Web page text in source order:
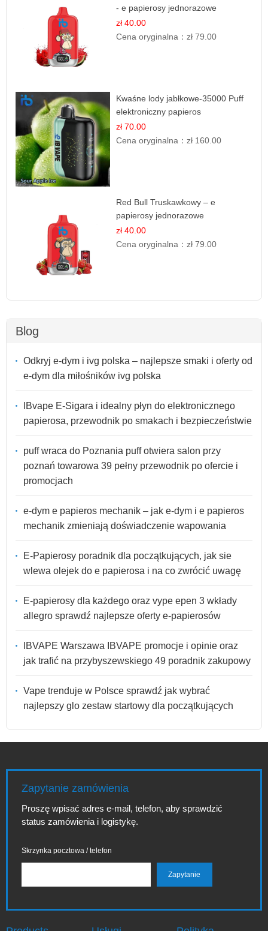
- e papierosy jednorazowe
zł 40.00
Cena oryginalna：zł 79.00
Kwaśne lody jabłkowe-35000 Puff
elektroniczny papieros
zł 70.00
Cena oryginalna：zł 160.00
Red Bull Truskawkowy – e
papierosy jednorazowe
zł 40.00
Cena oryginalna：zł 79.00
Blog
Odkryj e-dym i ivg polska – najlepsze smaki i oferty od
e-dym dla miłośników ivg polska
IBvape E-Sigara i idealny płyn do elektronicznego
papierosa, przewodnik po smakach i bezpieczeństwie
puff wraca do Poznania puff otwiera salon przy
poznań towarowa 39 pełny przewodnik po ofercie i
promocjach
e-dym e papieros mechanik – jak e-dym i e papieros
mechanik zmieniają doświadczenie wapowania
E-Papierosy poradnik dla początkujących, jak sie
wlewa olejek do e papierosa i na co zwrócić uwagę
E-papierosy dla każdego oraz vype epen 3 wkłady
allegro sprawdź najlepsze oferty e-papierosów
IBVAPE Warszawa IBVAPE promocje i opinie oraz
jak trafić na przybyszewskiego 49 poradnik zakupowy
Vape trenduje w Polsce sprawdź jak wybrać
najlepszy glo zestaw startowy dla początkujących
Zapytanie zamówienia
Proszę wpisać adres e-mail, telefon, aby sprawdzić
status zamówienia i logistykę.
Skrzynka pocztowa / telefon